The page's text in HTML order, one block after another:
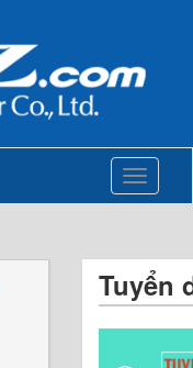
Toggle
Tuyển